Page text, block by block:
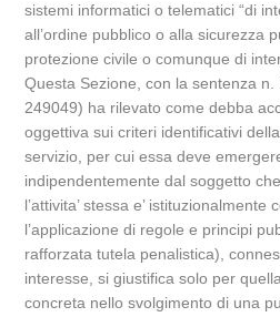
sistemi informatici o telematici “di
all’ordine pubblico o alla sicurezza
protezione civile o comunque di
Questa Sezione, con la sentenza n.
249049) ha rilevato come debba
oggettiva sui criteri identificativi
servizio, per cui essa deve emergere
indipendentemente dal soggetto
l’attivita’ stessa e’ istituzionalmente
l’applicazione di regole e principi
rafforzata tutela penalistica),
interesse, si giustifica solo per
concreta nello svolgimento di una